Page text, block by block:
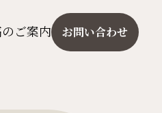
ご案内 お問い合わせ